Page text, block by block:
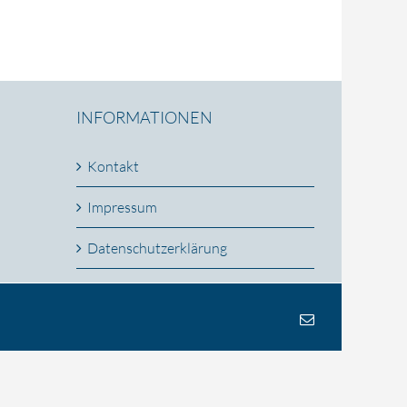
INFORMATIONEN
Kontakt
Impressum
Datenschutzerklärung
E-